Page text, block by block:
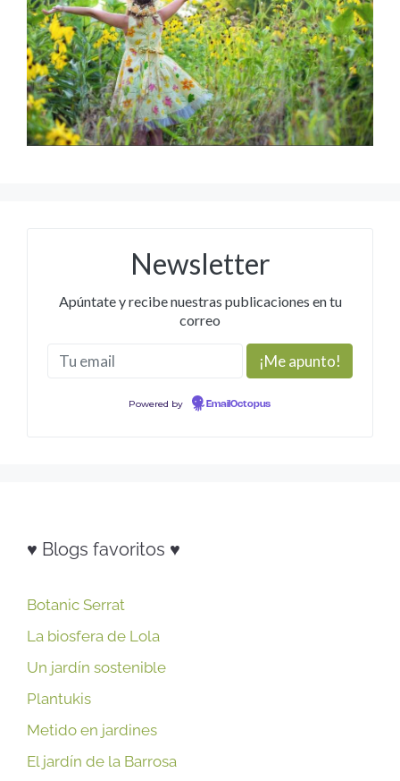
Newsletter
Apúntate y recibe nuestras publicaciones en tu
correo
Powered by EmailOctopus
♥ Blogs favoritos ♥
Botanic Serrat
La biosfera de Lola
Un jardín sostenible
Plantukis
Metido en jardines
El jardín de la Barrosa